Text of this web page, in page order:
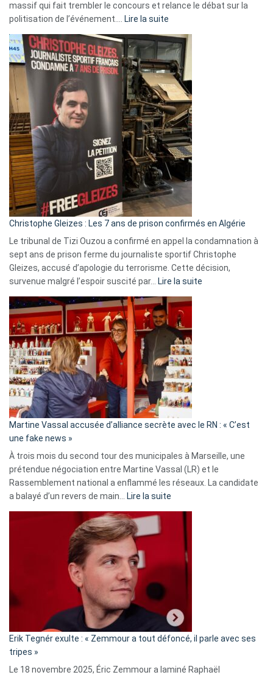
massif qui fait trembler le concours et relance le débat sur la
politisation de l’événement.… Lire la suite
Eurovision
2026
:
Pays-
Bas,
Espagne,
Irlande
et
Slovénie
rejettent
la
présence
d’Israël
Christophe Gleizes : Les 7 ans de prison confirmés en Algérie
Le tribunal de Tizi Ouzou a confirmé en appel la condamnation à
sept ans de prison ferme du journaliste sportif Christophe
Gleizes, accusé d’apologie du terrorisme. Cette décision,
survenue malgré l’espoir suscité par… Lire la suite
Algérie
Martine Vassal accusée d’alliance secrète avec le RN : « C’est
une fake news »
À trois mois du second tour des municipales à Marseille, une
prétendue négociation entre Martine Vassal (LR) et le
Rassemblement national a enflammé les réseaux. La candidate
a balayé d’un revers de main… Lire la suite
d’alliance
secrète
«
C’est
fake
Erik Tegnér exulte : « Zemmour a tout défoncé, il parle avec ses
tripes »
Le 18 novembre 2025, Éric Zemmour a laminé Raphaël